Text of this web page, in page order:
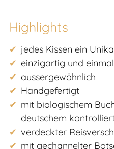
Highlights
jedes Kissen ein
einzigartig und
aussergewöhnlich
Handgefertigt
mit biologischem
deutschem
verdeckter
mit gechannelter